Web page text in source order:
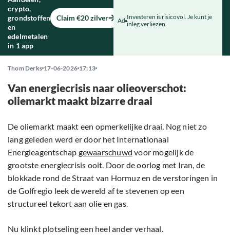
crypto,
grondstoffen
en
edelmetalen
in 1 app
Claim €20 zilver Ad Investeren is risicovol. Je kunt je
inleg verliezen.
Thom Derks 17-06-2026 17:13
Van energiecrisis naar olieoverschot:
oliemarkt maakt bizarre draai
De oliemarkt maakt een opmerkelijke draai. Nog niet zo
lang geleden werd er door het Internationaal
Energieagentschap gewaarschuwd voor mogelijk de
grootste energiecrisis ooit. Door de oorlog met Iran, de
blokkade rond de Straat van Hormuz en de verstoringen in
de Golfregio leek de wereld af te stevenen op een
structureel tekort aan olie en gas.
Nu klinkt plotseling een heel ander verhaal.